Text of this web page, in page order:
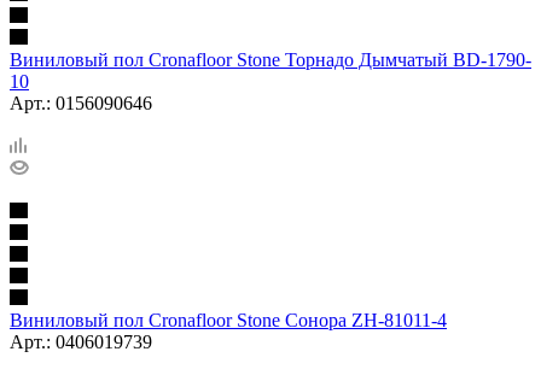
Виниловый пол Cronafloor Stone Торнадо Дымчатый BD-1790-
10
Арт.: 0156090646
Виниловый пол Cronafloor Stone Сонора ZH-81011-4
Арт.: 0406019739